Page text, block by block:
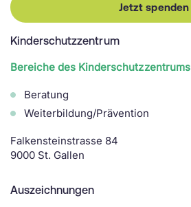
Jetzt spenden
Kinderschutzzentrum
Bereiche des Kinderschutzzentrums
Beratung
Weiterbildung/Prävention
Falkensteinstrasse 84
9000 St. Gallen
Auszeichnungen